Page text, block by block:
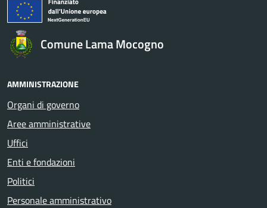
Comune Lama Mocogno
AMMINISTRAZIONE
Organi di governo
Aree amministrative
Uffici
Enti e fondazioni
Politici
Personale amministrativo